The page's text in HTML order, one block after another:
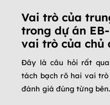
Vai trò của
trong dự án
vai trò của chủ
Đây là câu hỏi rất
tách bạch rõ hai vai
đánh giá đúng từng bên.